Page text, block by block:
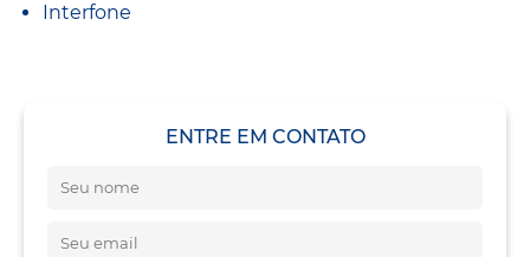
Interfone
ENTRE EM CONTATO